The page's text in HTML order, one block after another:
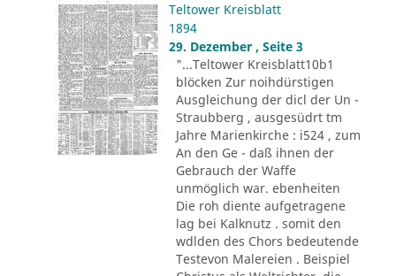
Teltower Kreisblatt
1894
29. Dezember , Seite 3
"...Teltower Kreisblatt10b1
blöcken Zur noihdürstigen
Ausgleichung der dicl der Un -
Straubberg , ausgesüdrt tm
Jahre Marienkirche : i524 , zum
An den Ge - daß ihnen der
Gebrauch der Waffe
unmöglich war. ebenheiten
Die roh diente aufgetragene
lag bei Kalknutz . somit den
wdlden des Chors bedeutende
Testevon Malereien . Beispiel